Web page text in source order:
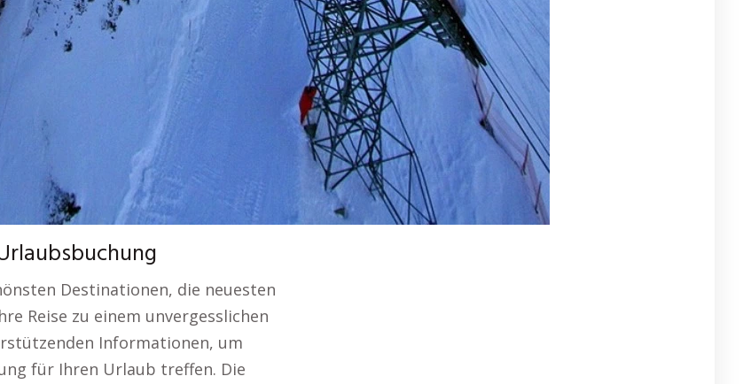
Destinationen, die neuesten
Reise zu einem unvergesslichen
Informationen, um
für Ihren Urlaub treffen. Die